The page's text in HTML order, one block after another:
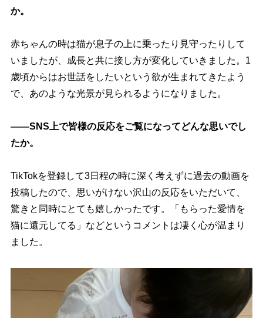
か。
赤ちゃんの時は猫が息子の上に乗ったり見守ったりして
いましたが、成長と共に接し方が変化していきました。1
歳頃からはお世話をしたいという欲が生まれてきたよう
で、あのような光景が見られるようになりました。
――SNS上で皆様の反応をご覧になってどんな思いでし
たか。
TikTokを登録して3日程の時に深く考えずに過去の動画を
投稿したので、思いがけない沢山の反応をいただいて、
驚きと同時にとても嬉しかったです。「もらった愛情を
猫に還元してる」などというコメントは凄く心が温まり
ました。